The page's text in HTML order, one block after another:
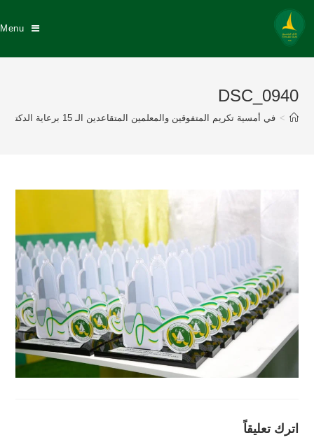
Menu
DSC_0940
> في أمسية تكريم المتفوقين والمعلمين المتقاعدين الـ 15 برعاية الدكتور عبد الله السيهاتي وبحضور نزيه النصر عضو إتحاد القدم إدارة نادي الخليج تكرم 175 طالباً متفوقاً منهم 57 خلجاوي وتكريم 8 معلمين
اترك تعليقاً